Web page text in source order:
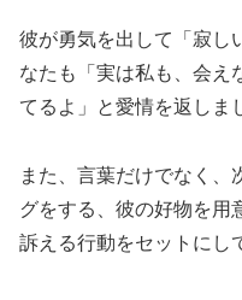
彼が勇気を出して「寂し
なたも「実は私も、会え
てるよ」と愛情を返しま
また、言葉だけでなく、
グをする、彼の好物を用
訴える行動をセットにし